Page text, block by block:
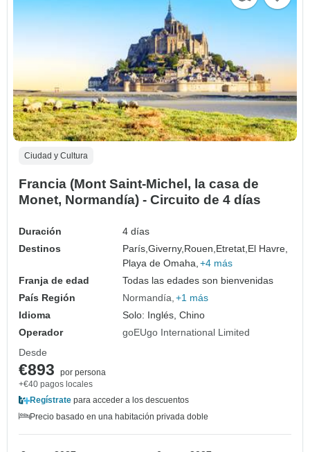
Ciudad y Cultura
Francia (Mont Saint-Michel, la casa de
Monet, Normandía) - Circuito de 4 días
Duración
4 días
Destinos
París,Giverny,Rouen,Etretat,El Havre,
Playa de Omaha, +4 más
Franja de edad
Todas las edades son bienvenidas
País Región
Normandía +1 más
Idioma
Solo: Inglés, Chino
Operador
goEUgo International Limited
Desde
€893
por persona
+€40 pagos locales
Regístrate para acceder a los descuentos
Precio basado en una habitación privada doble